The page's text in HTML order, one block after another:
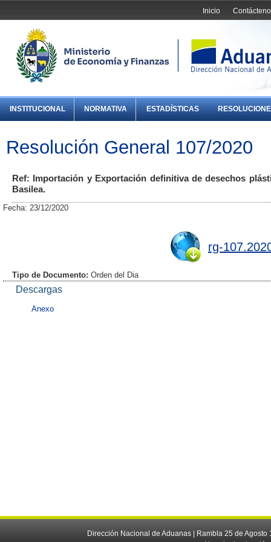
Inicio
INSTITUCIONAL NORMATIVA ESTADÍSTICAS
Resolución General 107/2020
Ref: Importación y Exportación definitiva de desechos
Basilea.
Fecha: 23/12/2020
rg-
Tipo de Documento: Orden del Dia
Descargas
Anexo
Dirección Nacional de Aduanas | Rambla 25 de